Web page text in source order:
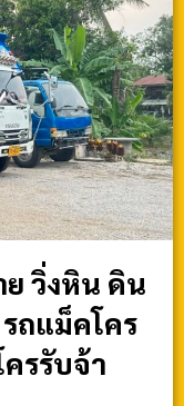
วิ่งหิน ดิน
ถแม็คโคร
รรับจ้า